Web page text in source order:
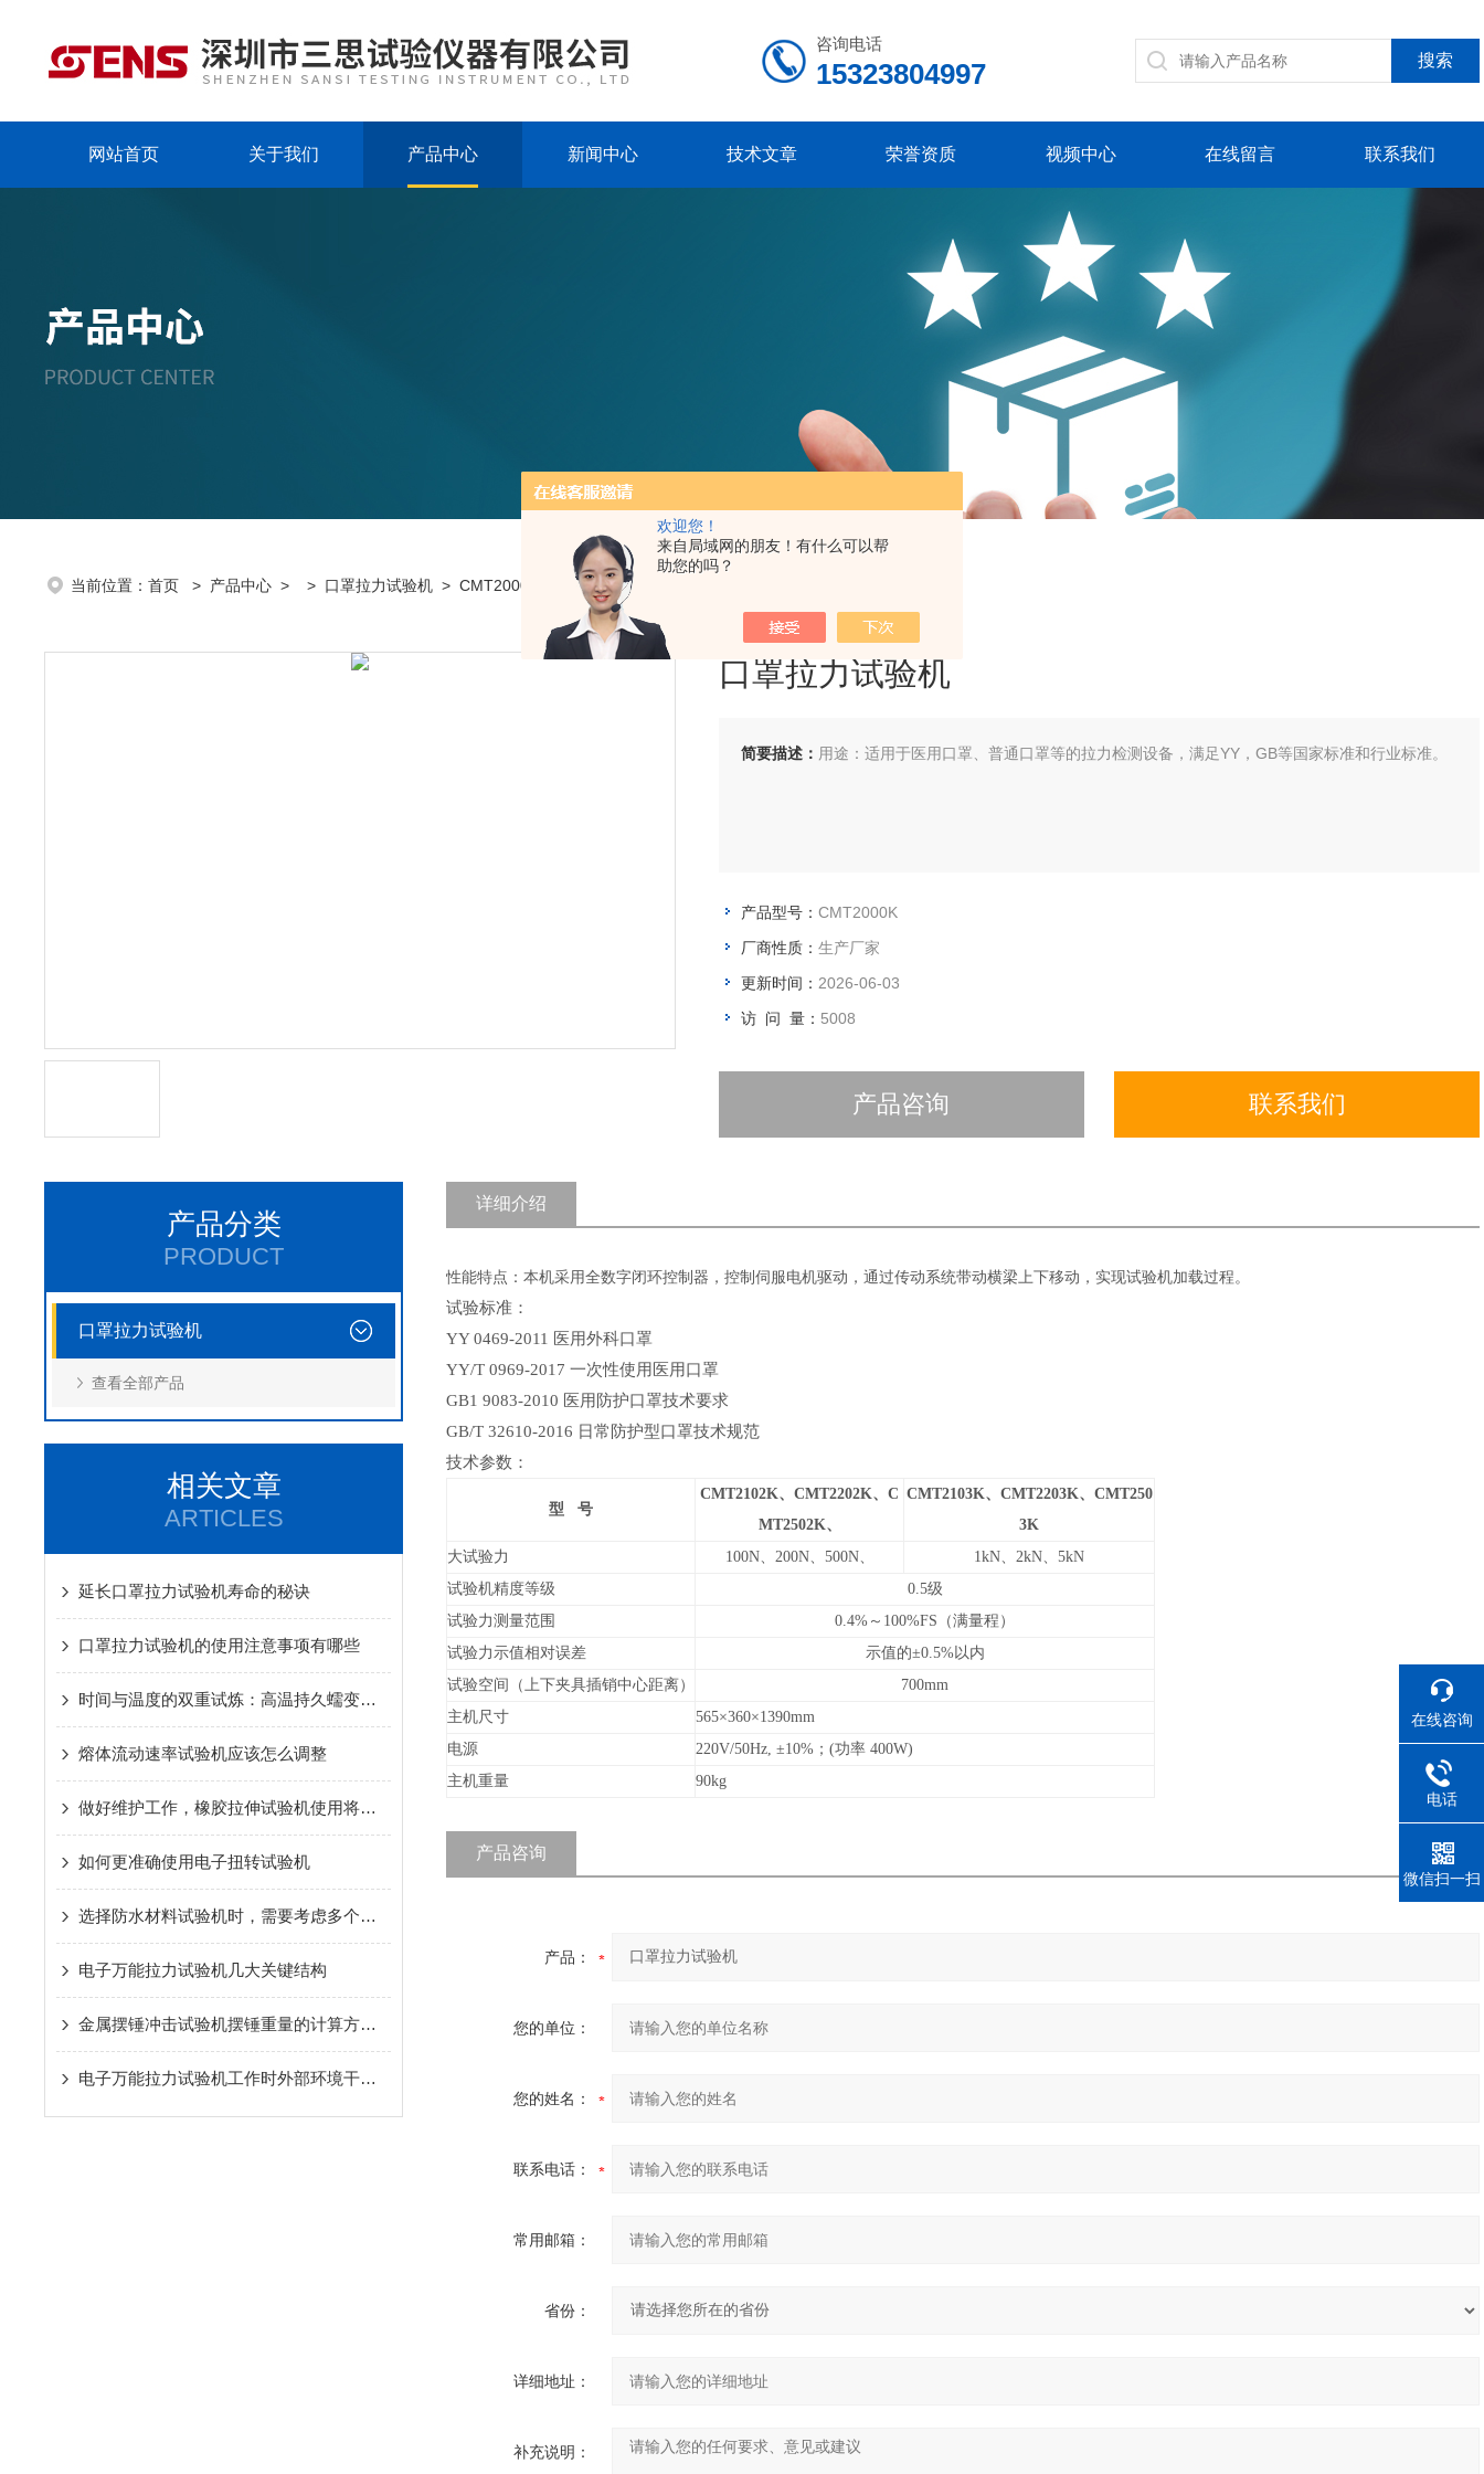
欢迎您！
来自局域网的朋友！有什么可以帮
助您的吗？
咨询电话
15323804997
网站首页 关于我们 产品中心 新闻中心 技术文章 荣誉资质 视频中心 在线留言 联系我们
当前位置： 首页 > 产品中心 > > 口罩拉力试验机 > CMT2000K口罩拉力试验机
口罩拉力试验机
简要描述： 用途：适用于医用口罩、普通口罩等的拉力检测设备，满足YY，GB等国家标准和行业标准。
产品型号： CMT2000K
厂商性质： 生产厂家
更新时间： 2026-06-03
访 问 量： 5008
产品咨询 联系我们
产品分类
PRODUCT
口罩拉力试验机
查看全部产品
相关文章
ARTICLES
延长口罩拉力试验机寿命的秘诀
口罩拉力试验机的使用注意事项有哪些
时间与温度的双重试炼：高温持久蠕变试验机如何揭示材料极限
熔体流动速率试验机应该怎么调整
做好维护工作，橡胶拉伸试验机使用将更专业
如何更准确使用电子扭转试验机
选择防水材料试验机时，需要考虑多个因素
电子万能拉力试验机几大关键结构
金属摆锤冲击试验机摆锤重量的计算方法及考量因素
电子万能拉力试验机工作时外部环境干扰如何克服
详细介绍
性能特点：本机采用全数字闭环控制器，控制伺服电机驱动，通过传动系统带动横梁上下移动，实现试验机加载过程。
试验标准：
YY 0469-2011
医用外科口罩
YY/T 0969-2017 一次性使用医用口罩
GB1 9083-2010 医用防护口罩技术要求
GB/T 32610-2016 日常防护型口罩技术规范
技术参数：
型 号
CMT2102K、CMT2202K、C
MT2502K、
CMT2103K、CMT2203K、CMT250
3K
大试验力
100N、200N、500N、 1kN、2kN、5kN
试验机精度等级
0.5级
试验力测量范围
0.4% ～100%FS（满量程）
试验力示值相对误差
示值的±0.5%以内
试验空间（上下夹具插销中心距离）
700mm
主机尺寸
565×360×1390mm
电源
220V/50Hz, ±10%；(功率 400W)
主机重量
90kg
产品咨询
产品：
您的单位：
您的姓名：
联系电话：
常用邮箱：
省份：
详细地址：
补充说明：
在线咨询
电话
微信扫一扫